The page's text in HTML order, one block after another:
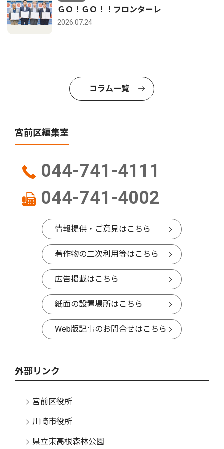
ＧＯ！ＧＯ！！フロンターレ
2026.07.24
コラム一覧
宮前区編集室
044-741-4111
044-741-4002
情報提供・ご意見はこちら
著作物の二次利用等はこちら
広告掲載はこちら
紙面の設置場所はこちら
Web版記事のお問合せはこちら
外部リンク
宮前区役所
川崎市役所
県立東高根森林公園